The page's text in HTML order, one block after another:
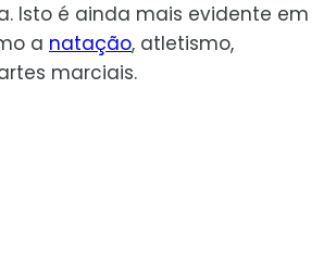
Isto é ainda mais evidente em
a natação, atletismo,
marciais.